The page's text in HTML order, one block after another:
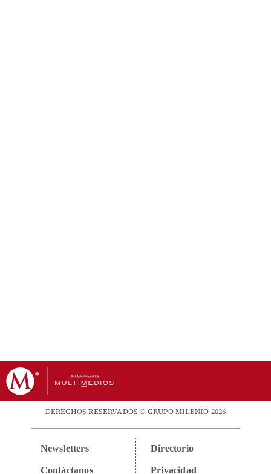
DERECHOS RESERVADOS © GRUPO MILENIO 2026
Newsletters
Contáctanos
Directorio
Privacidad